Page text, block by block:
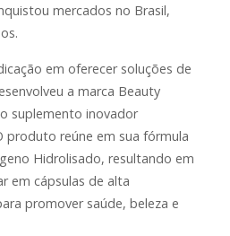
mercados no Brasil,
em oferecer soluções de
a marca Beauty
suplemento inovador
produto reúne em sua fórmula
Hidrolisado, resultando em
em cápsulas de alta
promover saúde, beleza e